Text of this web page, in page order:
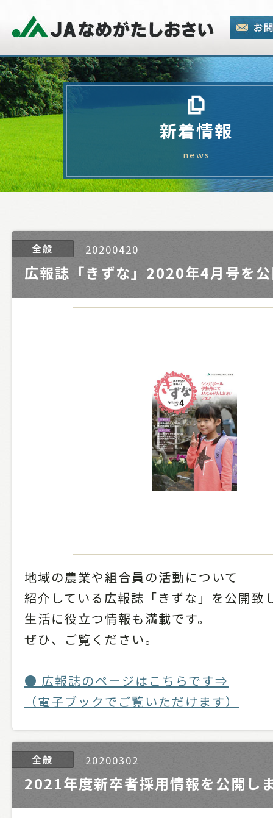
新着情報
news
20200420
全般
広報誌「きずな」2020年4月号を
地域の農業や組合員の活動について
紹介している広報誌「きずな」を公開致
生活に役立つ情報も満載です。
ぜひ、ご覧ください。
● 広報誌のページはこちらです⇒
（電子ブックでご覧いただけます）
20200302
全般
2021年度新卒者採用情報を公開し